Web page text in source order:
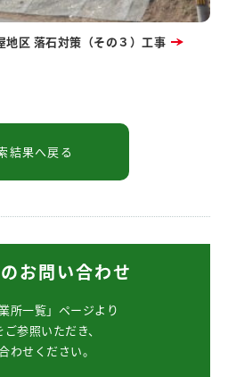
地区 落石対策（その３）工事
お問い合わせ
所一覧」ページより
参照いただき、
わせください。